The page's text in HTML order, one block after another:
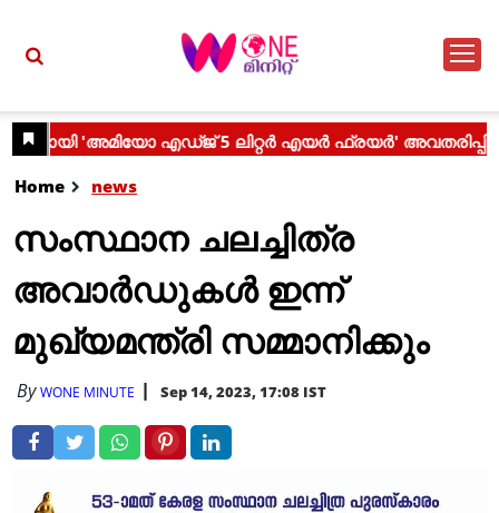
Home news
സംസ്ഥാന ചലച്ചിത്ര
അവാര്‍ഡുകള്‍ ഇന്ന്
മുഖ്യമന്ത്രി സമ്മാനിക്കും
ByWONE MINUTE Sep 14, 2023, 17:08 IST